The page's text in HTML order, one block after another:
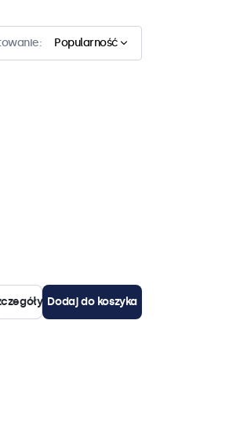
Popularność
Dodaj do koszyka